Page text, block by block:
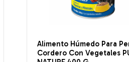
Alimento Húmedo Para
Cordero Con Vegetales